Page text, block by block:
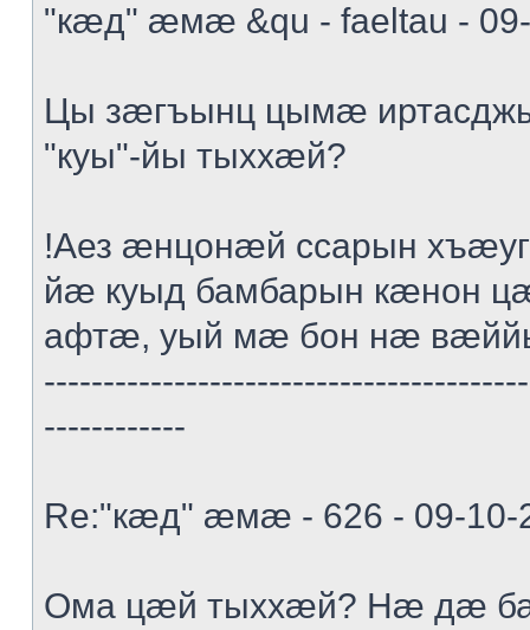
"кæд" æмæ &qu - faeltau -
Цы зæгъынц цымæ
"куы"-йы тыххæй?
!Аез æнцонæй ссарын
йæ куыд бамбарын кæнон
афтæ, уый мæ бон нæ
------------
Re:"кæд" æмæ - 626 - 09-10-
Ома цæй тыххæй? Нæ дæ